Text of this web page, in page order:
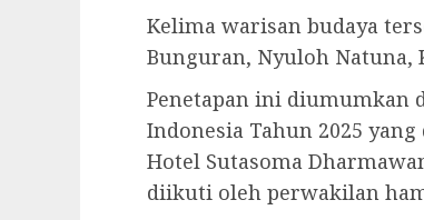
Kelima warisan budaya
Bunguran, Nyuloh Natuna,
Penetapan ini diumumkan
Indonesia Tahun 2025
Hotel Sutasoma
diikuti oleh perwakilan